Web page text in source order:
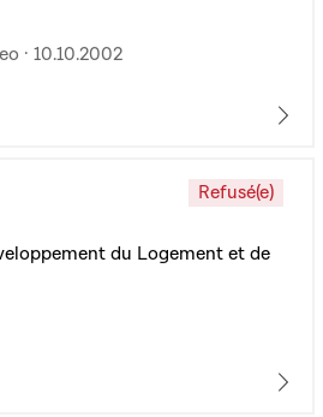
· 10.10.2002
Refusé(e)
du Logement et de